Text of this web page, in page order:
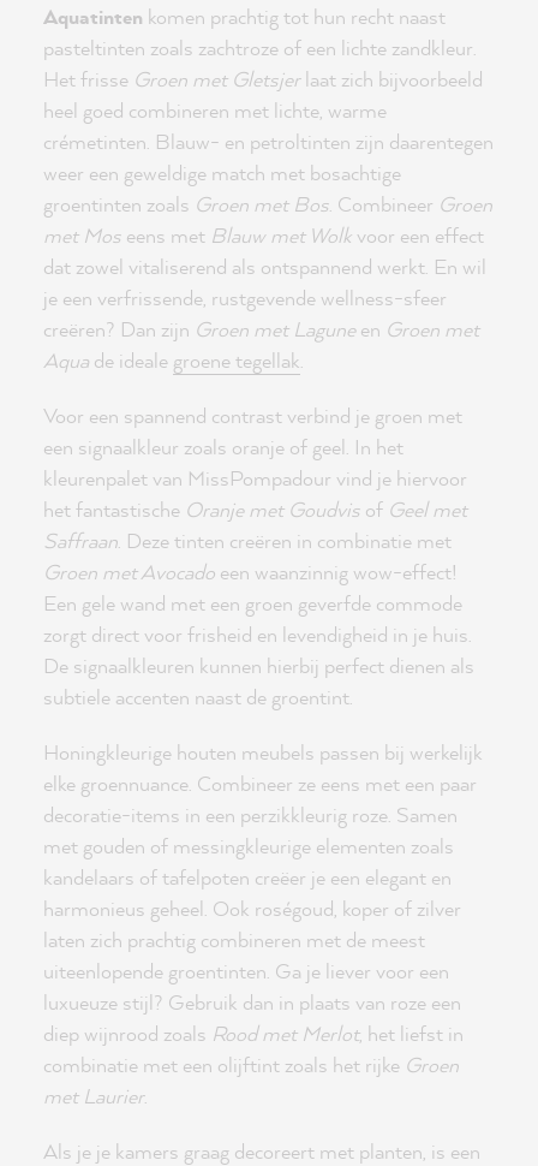
Aquatinten komen prachtig tot hun recht naast
pasteltinten zoals zachtroze of een lichte zandkleur.
Het frisse Groen met Gletsjerlaat zich bijvoorbeeld
heel goed combineren met lichte, warme
crémetinten. Blauw- en petroltinten zijn daarentegen
weer een geweldige match met bosachtige
groentinten zoals Groen met Bos. Combineer Groen
met Mos eens met Blauw met Wolk voor een effect
dat zowel vitaliserend als ontspannend werkt. En wil
je een verfrissende, rustgevende wellness-sfeer
creëren? Dan zijn Groen met Laguneen Groen met
Aqua de ideale groene tegellak.
Voor een spannend contrast verbind je groen met
een signaalkleur zoals oranje of geel. In het
kleurenpalet van MissPompadour vind je hiervoor
het fantastische Oranje met Goudvis of Geel met
Saffraan. Deze tinten creëren in combinatie met
Groen met Avocado een waanzinnig wow-effect!
Een gele wand met een groen geverfde commode
zorgt direct voor frisheid en levendigheid in je huis.
De signaalkleuren kunnen hierbij perfect dienen als
subtiele accenten naast de groentint.
Honingkleurige houten meubels passen bij werkelijk
elke groennuance. Combineer ze eens met een paar
decoratie-items in een perzikkleurig roze. Samen
met gouden of messingkleurige elementen zoals
kandelaars of tafelpoten creëer je een elegant en
harmonieus geheel. Ook roségoud, koper of zilver
laten zich prachtig combineren met de meest
uiteenlopende groentinten. Ga je liever voor een
luxueuze stijl? Gebruik dan in plaats van roze een
diep wijnrood zoals Rood met Merlot, het liefst in
combinatie met een olijftint zoals het rijke Groen
met Laurier.
Als je je kamers graag decoreert met planten, is een